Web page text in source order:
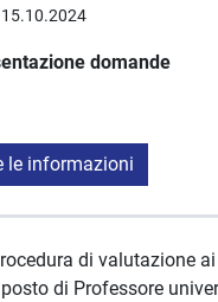
15.10.2024
domande
le informazioni
di valutazione
di Professore